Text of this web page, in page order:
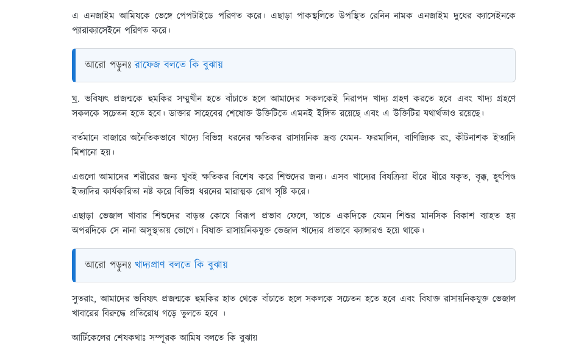
এ এনজাইম আমিষকে ভেঙ্গে পেপটাইডে পরিণত করে। এছাড়া পাকস্থলিতে উপস্থিত রেনিন নামক এনজাইম দুধের ক্যাসেইনকে
প্যারাক্যাসেইনে পরিণত করে।
আরো পড়ুনঃরাফেজ বলতে কি বুঝায়
ঘ. ভবিষ্যৎ প্রজন্মকে হুমকির সম্মুখীন হতে বাঁচাতে হলে আমাদের সকলকেই নিরাপদ খাদ্য গ্রহণ করতে হবে এবং খাদ্য গ্রহণে
সকলকে সচেতন হতে হবে। ডাক্তার সাহেবের শেষোক্ত উক্তিটিতে এমনই ইঙ্গিত রয়েছে এবং এ উক্তিটির যথার্থতাও রয়েছে।
বর্তমানে বাজারে অনৈতিকভাবে খাদ্যে বিভিন্ন ধরনের ক্ষতিকর রাসায়নিক দ্রব্য যেমন- ফরমালিন, বাণিজ্যিক রং, কীটনাশক ইত্যাদি
মিশানো হয়।
এগুলো আমাদের শরীরের জন্য খুবই ক্ষতিকর বিশেষ করে শিশুদের জন্য। এসব খাদ্যের বিষক্রিয়া ধীরে ধীরে যকৃত, বৃক্ক, হূৎপিণ্ড
ইত্যাদির কার্যকারিতা নষ্ট করে বিভিন্ন ধরনের মারাত্মক রোগ সৃষ্টি করে।
এছাড়া ভেজাল খাবার শিশুদের বাড়ন্ত কোষে বিরূপ প্রভাব ফেলে, তাতে একদিকে যেমন শিশুর মানসিক বিকাশ ব্যাহত হয়
অপরদিকে সে নানা অসুস্থতায় ভোগে। বিষাক্ত রাসায়নিকযুক্ত ভেজাল খাদ্যের প্রভাবে ক্যান্সারও হয়ে থাকে।
আরো পড়ুনঃ খাদ্যপ্রাণ বলতে কি বুঝায়
সুতরাং, আমাদের ভবিষ্যৎ প্রজন্মকে হুমকির হাত থেকে বাঁচাতে হলে সকলকে সচেতন হতে হবে এবং বিষাক্ত রাসায়নিকযুক্ত ভেজাল
খাবারের বিরুদ্ধে প্রতিরোধ গড়ে তুলতে হবে ।
আর্টিকেলের শেষকথাঃ সম্পূরক আমিষ বলতে কি বুঝায়